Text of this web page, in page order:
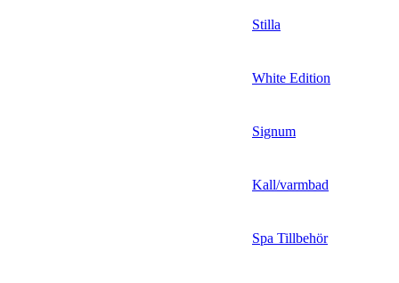
Stilla
White Edition
Signum
Kall/varmbad
Spa Tillbehör